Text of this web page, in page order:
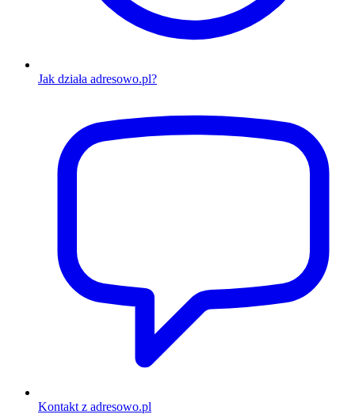
Jak działa adresowo.pl?
Kontakt z adresowo.pl